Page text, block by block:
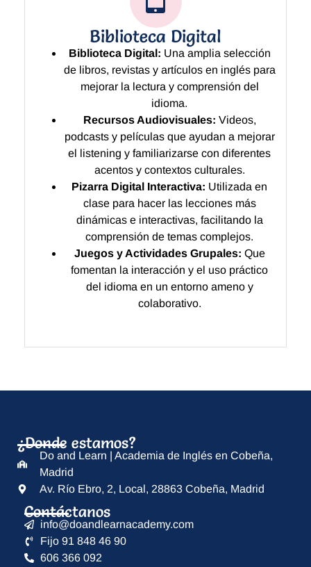
Biblioteca Digital
Biblioteca Digital: Una amplia selección
de libros, revistas y artículos en inglés para
mejorar la lectura y comprensión del
idioma.
Recursos Audiovisuales: Videos,
podcasts y películas que ayudan a mejorar
el listening y familiarizarse con diferentes
acentos y contextos culturales.
Pizarra Digital Interactiva: Utilizada en
clase para hacer las lecciones más
dinámicas e interactivas, facilitando la
comprensión de temas complejos.
Juegos y Actividades Grupales: Que
fomentan la interacción y el uso práctico
del idioma en un entorno ameno y
colaborativo.
¿Donde estamos?
Do and Learn | Academia de Inglés en Cobeña,
Madrid
Av. Río Ebro, 2, Local, 28863 Cobeña, Madrid
Contáctanos
info@doandlearnacademy.com
Fijo 91 848 46 90
606 366 092